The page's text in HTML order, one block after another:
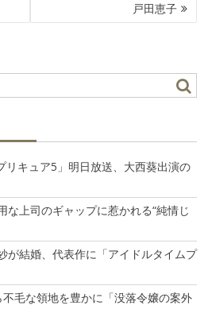
戸田恵子
リキュア5」明日放送、大西葵出演の
な上司のギャップに惹かれる“純情じ
が結婚、代表作に「アイドルタイムプ
毛な領地を豊かに「没落令嬢の案外